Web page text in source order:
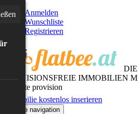
Anmelden
Wunschliste
Registrieren
PROVISIONSFREIE IMMOBILIEN
gesamte provision
Immobilie kostenlos inserieren
Toggle navigation